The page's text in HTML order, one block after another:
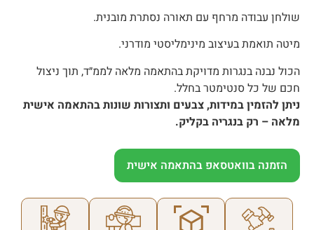
שולחן עבודה מרחף עם תאורה נסתרת מובנית.
מיטה תואמת בעיצוב מינימליסטי מודרני.
הכול נבנה בנגרות מדויקת בהתאמה מלאה לממ״ד, תוך ניצול
חכם של כל סנטימטר בחלל.
ניתן להזמין במידות, צבעים ותצורות שונות בהתאמה אישית
מלאה – רק בנגריה בקליק.
הזמנה בוואטסאפ בהתאמה אישית